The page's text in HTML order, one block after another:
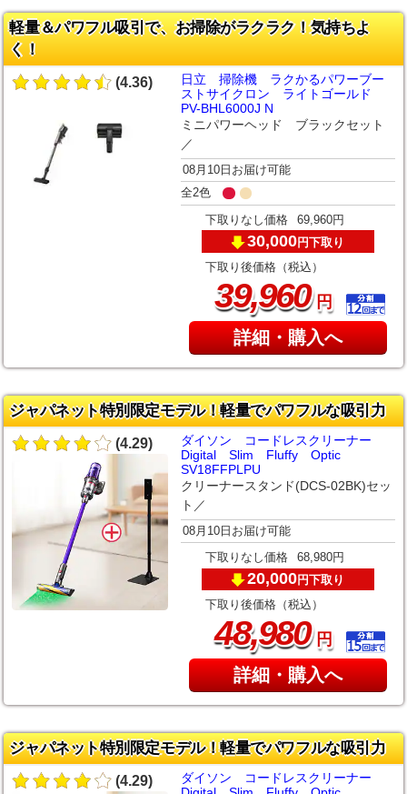
軽量＆パワフル吸引で、お掃除がラクラク！気持ちよ
く！
(4.36)
日立 掃除機 ラクかるパワーブー
ストサイクロン ライトゴールド
PV-BHL6000J N
ミニパワーヘッド ブラックセット
／
08月10日お届け可能
全2色
下取りなし価格 69,960円
30,000円下取り
下取り後価格（税込）
39,960円
詳細・購入へ
ジャパネット特別限定モデル！軽量でパワフルな吸引力
(4.29)
ダイソン コードレスクリーナー
Digital Slim Fluffy Optic
SV18FFPLPU
クリーナースタンド(DCS-02BK)セッ
ト／
08月10日お届け可能
下取りなし価格 68,980円
20,000円下取り
下取り後価格（税込）
48,980円
詳細・購入へ
ジャパネット特別限定モデル！軽量でパワフルな吸引力
(4.29)
ダイソン コードレスクリーナー